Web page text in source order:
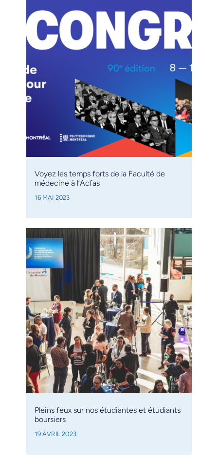
Voyez les temps forts de la Faculté de
médecine à l’Acfas
16 MAI 2023
Pleins feux sur nos étudiantes et étudiants
boursiers
19 AVRIL 2023